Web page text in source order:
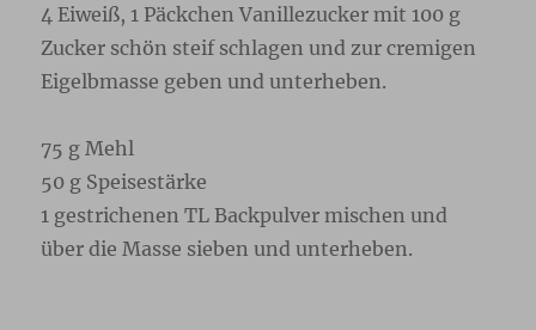
4 Eiweiß, 1 Päckchen Vanillezucker mit 100 g
Zucker schön steif schlagen und zur cremigen
Eigelbmasse geben und unterheben.
75 g Mehl
50 g Speisestärke
1 gestrichenen TL Backpulver mischen und
über die Masse sieben und unterheben.